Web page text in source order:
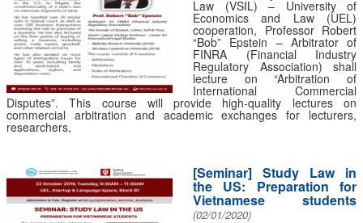
Law (VSIL) – University of
Economics and Law (UEL)
cooperation, Professor Robert
“Bob” Epstein – Arbitrator of
FINRA (Financial Industry
Regulatory Association) shall
lecture on “Arbitration of
International Commercial
Disputes”. This course will provide high-quality lectures on
commercial arbitration and academic exchanges for lecturers,
researchers,
[Seminar] Study Law in
the US: Preparation for
Vietnamese students
(02/01/2020)